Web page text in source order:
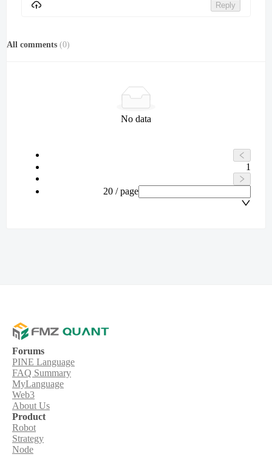
Reply
All comments (0)
No data
1
20 / page
Forums
PINE Language
FAQ Summary
MyLanguage
Web3
About Us
Product
Robot
Strategy
Node